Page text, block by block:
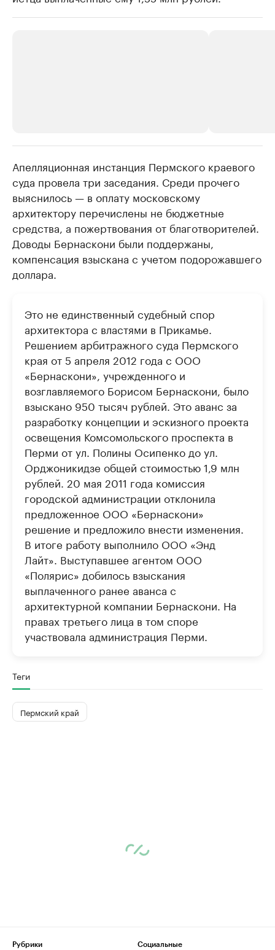
Крупные организации в
нефтегазовой промышленности
Найдите и проверьте данные в каталоге Посмотрите
Апелляционная инстанция Пермского краевого
суда провела три заседания. Среди прочего
выяснилось — в оплату московскому
архитектору перечислены не бюджетные
средства, а пожертвования от благотворителей.
Доводы Бернаскони были поддержаны,
компенсация взыскана с учетом подорожавшего
доллара.
Это не единственный судебный спор
архитектора с властями в Прикамье.
Решением арбитражного суда Пермского
края от 5 апреля 2012 года с ООО
«Бернаскони», учрежденного и
возглавляемого Борисом Бернаскони, было
взыскано 950 тысяч рублей. Это аванс за
разработку концепции и эскизного проекта
освещения Комсомольского проспекта в
Перми от ул. Полины Осипенко до ул.
Орджоникидзе общей стоимостью 1,9 млн
рублей. 20 мая 2011 года комиссия
городской администрации отклонила
предложенное ООО «Бернаскони»
решение и предложило внести изменения.
В итоге работу выполнило ООО «Энд
Лайт». Выступавшее агентом ООО
«Полярис» добилось взыскания
выплаченного ранее аванса с
архитектурной компании Бернаскони. На
правах третьего лица в том споре
участвовала администрация Перми.
Теги
Пермский край
Рубрики
Социальные